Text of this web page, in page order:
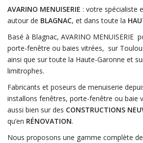
AVARINO MENUISERIE : votre spécialiste
autour de BLAGNAC, et dans toute la
Basé à Blagnac, AVARINO MENUISERIE
porte-fenêtre ou baies vitrées, sur
ainsi que sur toute la Haute-Garonne et
limitrophes.
Fabricants et poseurs de menuiserie
installons fenêtres, porte-fenêtre ou baie
aussi bien sur des CONSTRUCTIONS
qu’en RÉNOVATION.
Nous proposons une gamme complète